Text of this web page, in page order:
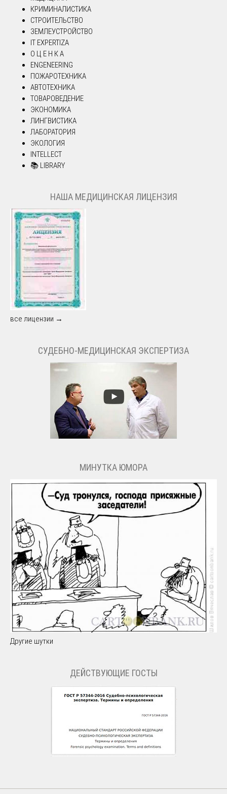
КРИМИНАЛИСТИКА
СТРОИТЕЛЬСТВО
ЗЕМЛЕУСТРОЙСТВО
IT EXPERTIZA
О Ц Е Н К А
ENGENEERING
ПОЖАРОТЕХНИКА
АВТОТЕХНИКА
ТОВАРОВЕДЕНИЕ
ЭКОНОМИКА
ЛИНГВИСТИКА
ЛАБОРАТОРИЯ
ЭКОЛОГИЯ
INTELLECT
📚 LIBRARY
НАША МЕДИЦИНСКАЯ ЛИЦЕНЗИЯ
все лицензии →
СУДЕБНО-МЕДИЦИНСКАЯ ЭКСПЕРТИЗА
МИНУТКА ЮМОРА
Другие шутки
ДЕЙСТВУЮЩИЕ ГОСТЫ